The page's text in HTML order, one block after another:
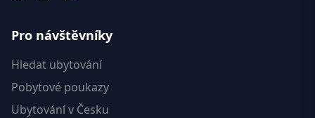
Pro návštěvníky
Hledat ubytování
Pobytové poukazy
Ubytování v Česku